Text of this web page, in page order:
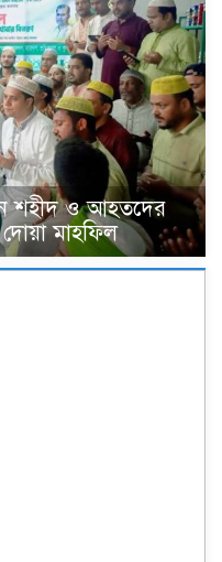
শহীদ ও আহতদের
মাহফিল